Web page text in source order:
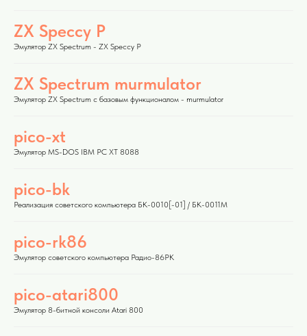
ZX Speccy P
Эмулятор ZX Spectrum - ZX Speccy P
ZX Spectrum murmulator
Эмулятор ZX Spectrum с базовым функционалом - murmulator
pico-xt
Эмулятор MS-DOS IBM PC XT 8088
pico-bk
Реализация советского компьютера БК-0010[-01] / БК-0011М
pico-rk86
Эмулятор советского компьютера Радио-86РК
pico-atari800
Эмулятор 8-битной консоли Atari 800